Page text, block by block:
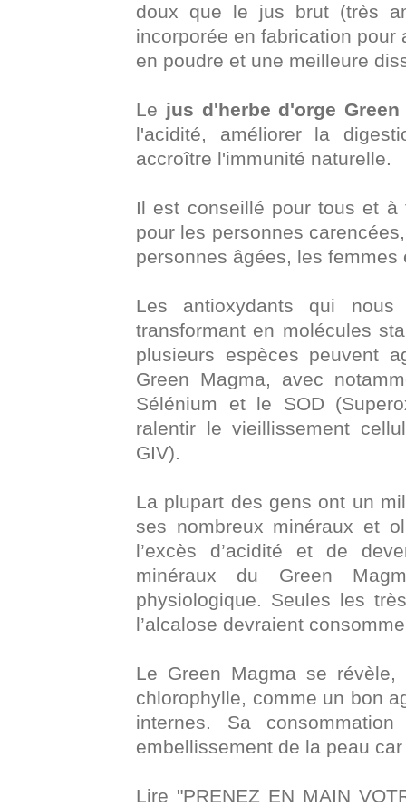
doux que le jus brut (très
incorporée en fabrication
en poudre et une meilleure
Le jus d'herbe d'orge
l'acidité, améliorer la
accroître l'immunité naturelle.
Il est conseillé pour tous et à
pour les personnes
personnes âgées, les
Les antioxydants qui
transformant en molécules
plusieurs espèces peuvent
Green Magma, avec
Sélénium et le SOD
ralentir le vieillissement
GIV).
La plupart des gens ont un
ses nombreux minéraux et
l’excès d’acidité et de
minéraux du Green
physiologique. Seules les
l’alcalose devraient
Le Green Magma se
chlorophylle, comme un bon
internes. Sa
embellissement de la peau
Lire "PRENEZ EN MAIN